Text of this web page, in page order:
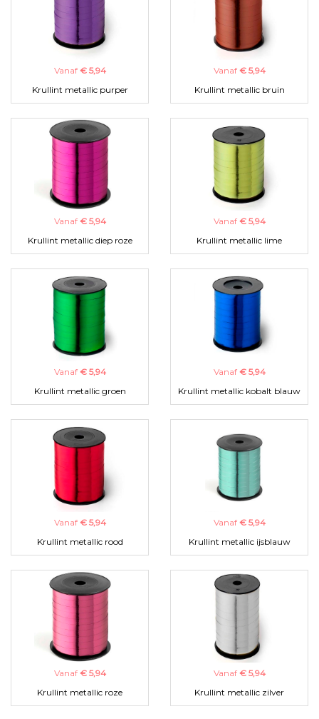
Vanaf € 5,94
Krullint metallic purper
Vanaf € 5,94
Krullint metallic bruin
Vanaf € 5,94
Krullint metallic diep roze
Vanaf € 5,94
Krullint metallic lime
Vanaf € 5,94
Krullint metallic groen
Vanaf € 5,94
Krullint metallic kobalt blauw
Vanaf € 5,94
Krullint metallic rood
Vanaf € 5,94
Krullint metallic ijsblauw
Vanaf € 5,94
Krullint metallic roze
Vanaf € 5,94
Krullint metallic zilver